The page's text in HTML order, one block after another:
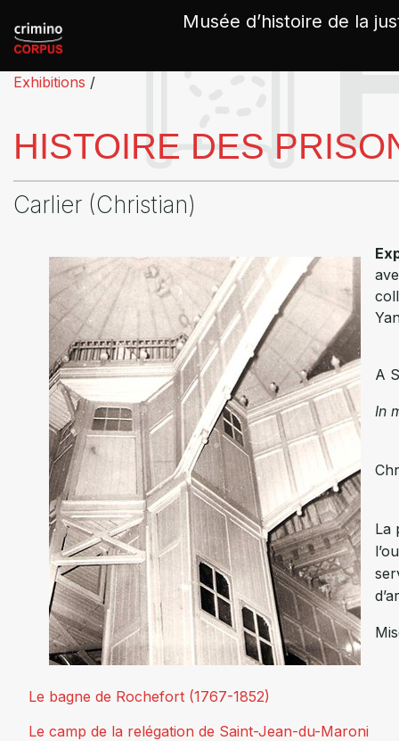
Musée d’histoire de la
Exhibitions /
HISTOIRE DES
Carlier (Christian)
A
In
La
Le bagne de Rochefort (1767-1852)
Le camp de la relégation de Saint-Jean-du-Maroni
Panneau de gestion des cookies